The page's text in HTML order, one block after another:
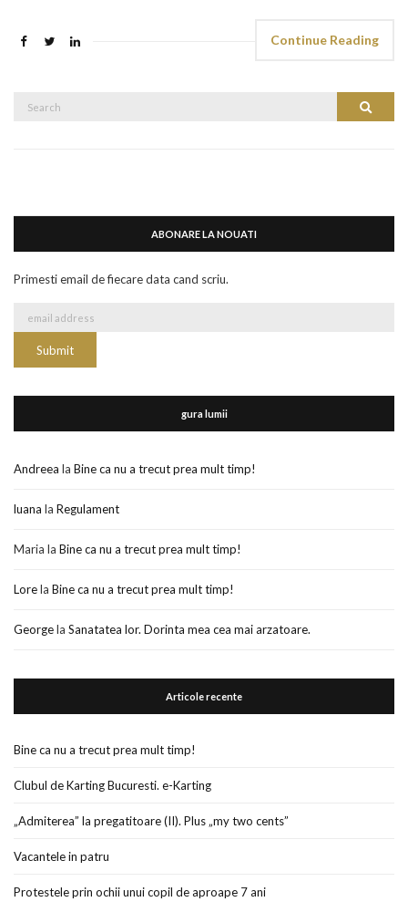
Continue Reading
Search
ABONARE LA NOUATI
Primesti email de fiecare data cand scriu.
gura lumii
Andreea la Bine ca nu a trecut prea mult timp!
luana la Regulament
Maria la Bine ca nu a trecut prea mult timp!
Lorela Bine ca nu a trecut prea mult timp!
Georgela Sanatatea lor. Dorinta mea cea mai arzatoare.
Articole recente
Bine ca nu a trecut prea mult timp!
Clubul de Karting Bucuresti. e-Karting
„Admiterea” la pregatitoare (II). Plus „my two cents”
Vacantele in patru
Protestele prin ochii unui copil de aproape 7 ani